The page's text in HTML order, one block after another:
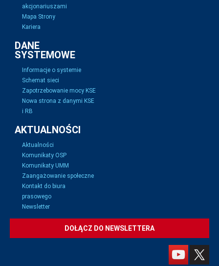
akcjonariuszami
Mapa Strony
Kariera
DANE
SYSTEMOWE
Informacje o systemie
Schemat sieci
Zapotrzebowanie mocy KSE
Nowa strona z danymi KSE
i RB
AKTUALNOŚCI
Aktualności
Komunikaty OSP
Komunikaty UMM
Zaangażowanie społeczne
Kontakt do biura
prasowego
Newsletter
DOŁĄCZ DO NEWSLETTERA